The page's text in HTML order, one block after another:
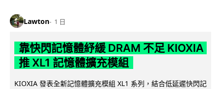
Lawton 1 日
靠快閃記憶體紓緩 DRAM 不足 KIOXIA
推 XL1 記憶體擴充模組
KIOXIA 發表全新記憶體擴充模組 XL1 系列，結合低延遲快閃記